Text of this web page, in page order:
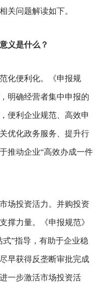
关问题解读如下。
意义是什么？
化便利化。《申报规
明确经营者集中申报的
便利企业规范、高效申
优化政务服务、提升行
推动企业“高效办成一件
场投资活力。并购投资
撑力量。《申报规范》
”指导，有助于企业稳
早获得反垄断审批完成
一步激活市场投资活